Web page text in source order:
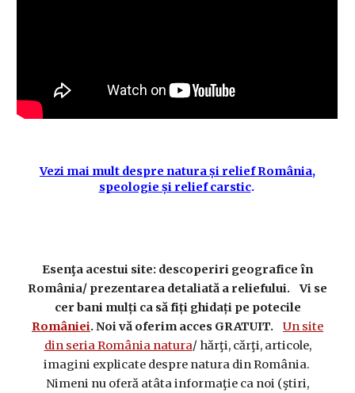
Vezi mai mult despre natura și relief România,
speologie și relief carstic.
Esenţa acestui site: descoperiri geografice în
România/ prezentarea detaliată a reliefului. Vi se
cer bani mulți ca să fiți ghidați pe potecile
României. Noi vă oferim acces GRATUIT. Un site
din seria România natura/ hărţi, cărţi, articole,
imagini explicate despre natura din România.
Nimeni nu oferă atâta informaţie ca noi (ştiri,